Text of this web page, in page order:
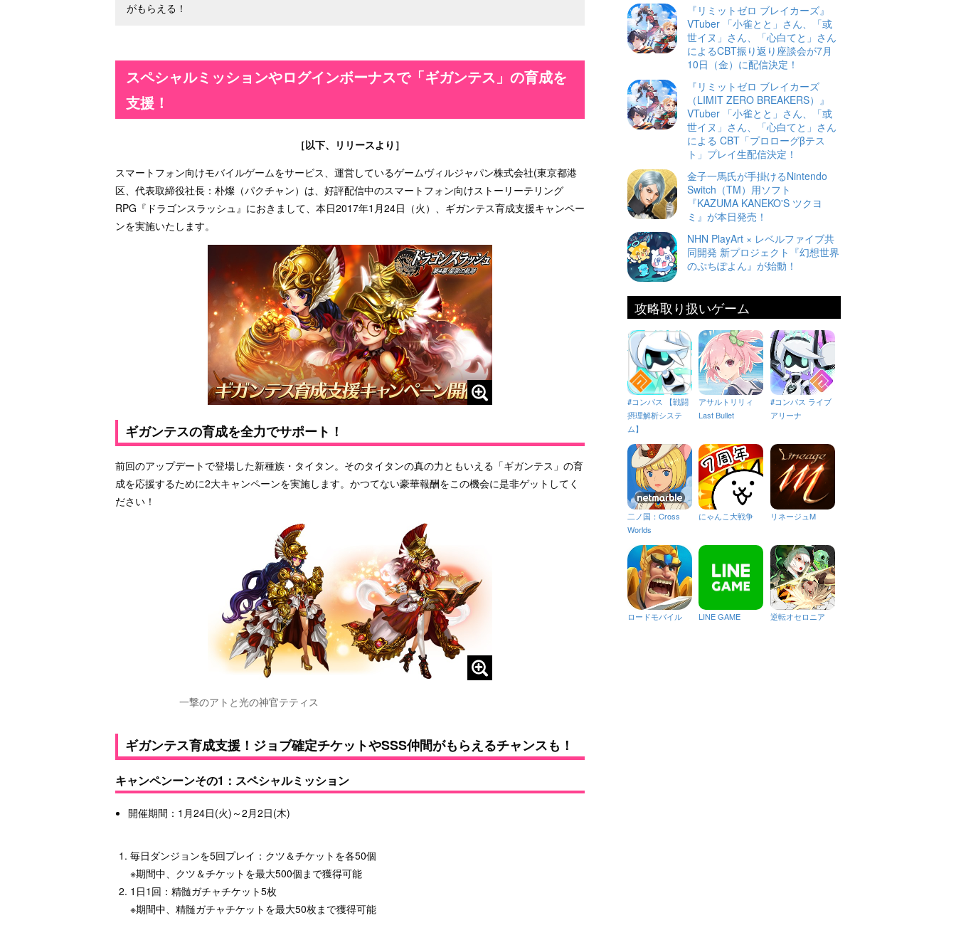
がもらえる！
スペシャルミッションやログインボーナスで「ギガンテス」の育成を
支援！
［以下、リリースより］
スマートフォン向けモバイルゲームをサービス、運営しているゲームヴィルジャパン株式会社(東京都港
区、代表取締役社長：朴燦（パクチャン）は、好評配信中のスマートフォン向けストーリーテリング
RPG『ドラゴンスラッシュ』におきまして、本日2017年1月24日（火）、ギガンテス育成支援キャンペー
ンを実施いたします。
ギガンテスの育成を全力でサポート！
前回のアップデートで登場した新種族・タイタン。そのタイタンの真の力ともいえる「ギガンテス」の育
成を応援するために2大キャンペーンを実施します。かつてない豪華報酬をこの機会に是非ゲットしてく
ださい！
一撃のアトと光の神官テティス
ギガンテス育成支援！ジョブ確定チケットやSSS仲間がもらえるチャンスも！
キャンペンーンその1：スペシャルミッション
開催期間：1月24日(火)～2月2日(木)
毎日ダンジョンを5回プレイ：クツ＆チケットを各50個
※期間中、クツ＆チケットを最大500個まで獲得可能
1日1回：精髄ガチャチケット5枚
※期間中、精髄ガチャチケットを最大50枚まで獲得可能
『リミットゼロ ブレイカーズ』
VTuber 「小雀とと」さん、「或
世イヌ」さん、「心白てと」さん
によるCBT振り返り座談会が7月
10日（金）に配信決定！
『リミットゼロ ブレイカーズ
（LIMIT ZERO BREAKERS）』
VTuber 「小雀とと」さん、「或
世イヌ」さん、「心白てと」さん
による CBT「プロローグβテス
ト」プレイ生配信決定！
金子一馬氏が手掛けるNintendo
Switch（TM）用ソフト
『KAZUMA KANEKO'S ツクヨ
ミ』が本日発売！
NHN PlayArt × レベルファイブ共
同開発 新プロジェクト『幻想世界
のぷちぽよん』が始動！
攻略取り扱いゲーム
#コンパス 【戦闘
摂理解析システ
ム】
アサルトリリィ
Last Bullet
#コンパス ライブ
アリーナ
二ノ国：Cross
Worlds
にゃんこ大戦争 リネージュM
ロードモバイル LINE GAME 逆転オセロニア